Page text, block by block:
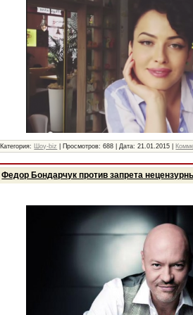
Категория: Шоу-biz Просмотров: 688 Дата: 21.01.2015
Федор Бондарчук против запрета